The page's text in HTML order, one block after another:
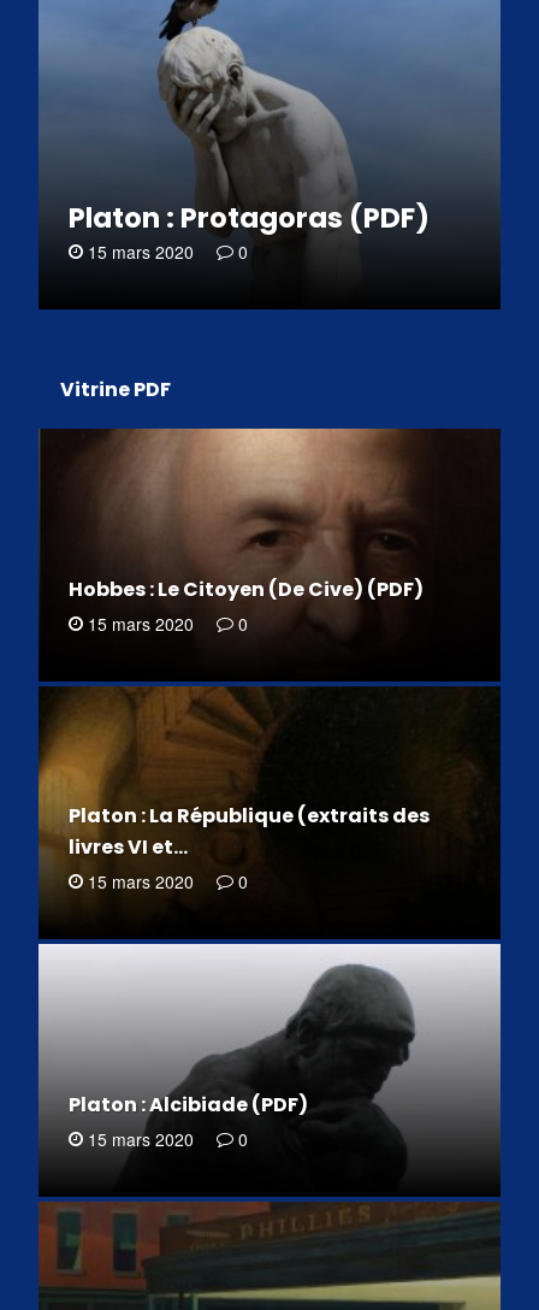
Platon : Protagoras (PDF)
15 mars 2020 0
Vitrine PDF
Hobbes : Le Citoyen (De Cive) (PDF)
15 mars 2020 0
Platon : La République (extraits des
livres VI et…
15 mars 2020 0
Platon : Alcibiade (PDF)
15 mars 2020 0